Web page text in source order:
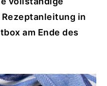
in
am Ende des